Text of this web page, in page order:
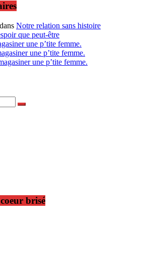
dans Notre relation sans histoire
que peut-être
une p’tite femme.
une p’tite femme.
une p’tite femme.
brisé